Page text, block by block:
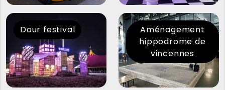
Dour festival
Aménagement
hippodrome de
vincennes